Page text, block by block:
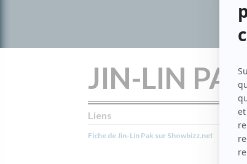
JIN-LIN
Liens
Fiche de Jin-Lin Pak sur Showbizz.net